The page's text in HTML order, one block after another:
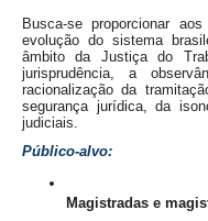
Fale Conosco
Atendimento ao
Fones TRT
Fones TST
Busca-se proporcionar
evolução do sistema
âmbito da Justiça do
jurisprudência, a
racionalização da
segurança jurídica, da
judiciais.
Público-alvo:
Magistradas e